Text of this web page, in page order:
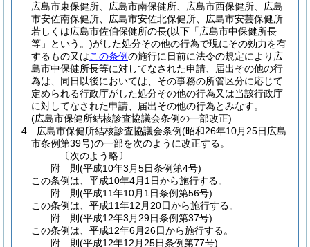
広島市東保健所、広島市南保健所、広島市西保健所、広島
市安佐南保健所、広島市安佐北保健所、広島市安芸保健所
若しくは広島市佐伯保健所の長(以下「広島市中保健所長
等」という。)がした処分その他の行為で現にその効力を有
するもの又はこの条例の施行に日前に法令の規定により広
島市中保健所長等に対してなされた申請、届出その他の行
為は、同日以後においては、その事務の所管区分に応じて
定められる行政庁がした処分その他の行為又は当該行政庁
に対してなされた申請、届出その他の行為とみなす。
(広島市保健所結核診査協議会条例の一部改正)
4
広島市保健所結核診査協議会条例(昭和26年10月25日広島
市条例第39号)の一部を次のように改正する。
〔次のよう略〕
附 則(平成10年3月5日条例第4号)
この条例は、平成10年4月1日から施行する。
附 則(平成11年10月1日条例第56号)
この条例は、平成11年12月20日から施行する。
附 則(平成12年3月29日条例第37号)
この条例は、平成12年6月26日から施行する。
附 則(平成12年12月25日条例第77号)